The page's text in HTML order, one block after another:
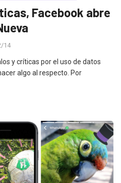
Facebook abre
14
y críticas por el uso de datos
algo al respecto. Por